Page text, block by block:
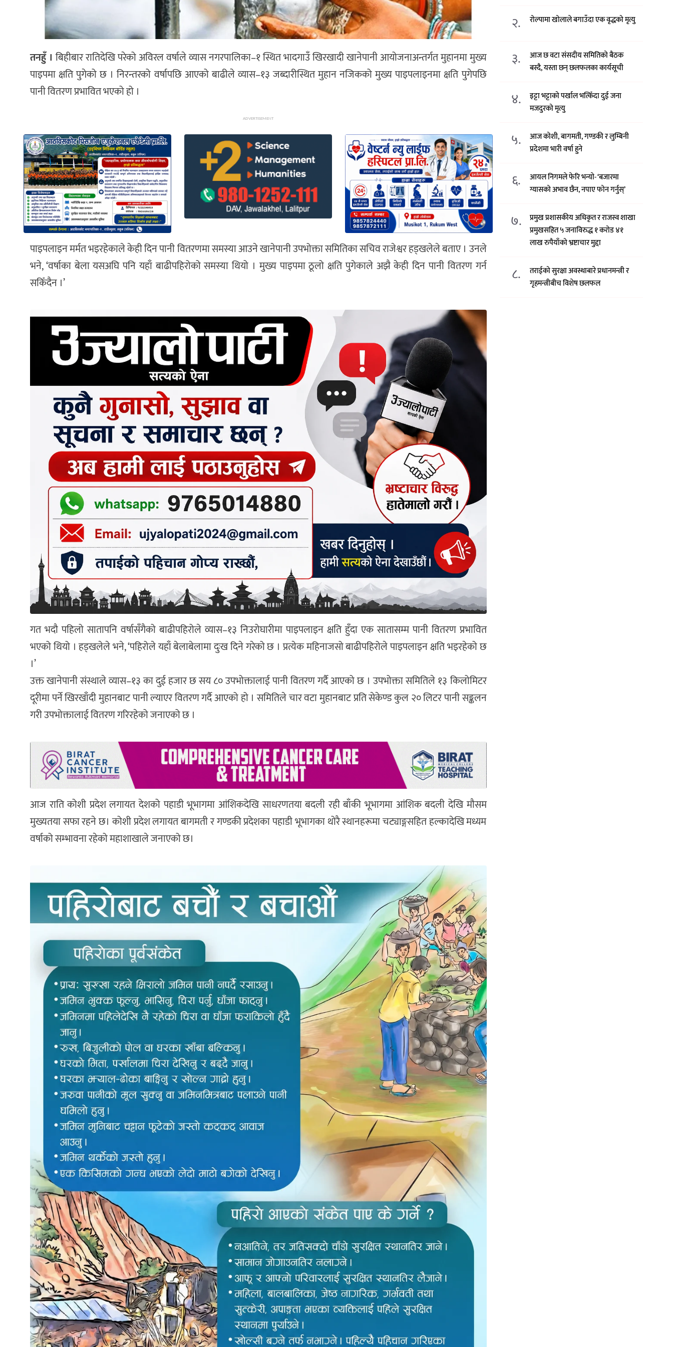
तनहुँ । बिहीबार रातिदेखि परेको अविरल वर्षाले व्यास नगरपालिका–१ स्थित भादगाउँ खिरखादी खानेपानी आयोजनाअन्तर्गत मुहानमा मुख्य
पाइपमा क्षति पुगेको छ । निरन्तरको वर्षापछि आएको बाढीले व्यास–१३ जब्दारीस्थित मुहान नजिकको मुख्य पाइपलाइनमा क्षति पुगेपछि
पानी वितरण प्रभावित भएको हो ।
ADVERTISEMENT
पाइपलाइन मर्मत भइरहेकाले केही दिन पानी वितरणमा समस्या आउने खानेपानी उपभोक्ता समितिका सचिव राजेश्वर हड्खलेले बताए । उनले
भने, ‘वर्षाका बेला यसअघि पनि यहाँ बाढीपहिरोको समस्या थियो । मुख्य पाइपमा ठूलो क्षति पुगेकाले अझै केही दिन पानी वितरण गर्न
सकिँदैन ।’
गत भदौ पहिलो सातापनि वर्षासँगैको बाढीपहिरोले व्यास–१३ निउरोघारीमा पाइपलाइन क्षति हुँदा एक सातासम्म पानी वितरण प्रभावित
भएको थियो । हड्खलेले भने, ‘पहिरोले यहाँ बेलाबेलामा दुःख दिने गरेको छ । प्रत्येक महिनाजसो बाढीपहिरोले पाइपलाइन क्षति भइरहेको छ
।’
उक्त खानेपानी संस्थाले व्यास–१३ का दुई हजार छ सय ८० उपभोक्तालाई पानी वितरण गर्दै आएको छ । उपभोक्ता समितिले १३ किलोमिटर
दूरीमा पर्ने खिरखाँदी मुहानबाट पानी ल्याएर वितरण गर्दै आएको हो । समितिले चार वटा मुहानबाट प्रति सेकेण्ड कुल २० लिटर पानी सङ्कलन
गरी उपभोक्तालाई वितरण गरिरहेको जनाएको छ ।
आज राति कोशी प्रदेश लगायत देशको पहाडी भूभागमा आंशिकदेखि साधरणतया बदली रही बाँकी भूभागमा आंशिक बदली देखि मौसम
मुख्यतया सफा रहने छ। कोशी प्रदेश लगायत बागमती र गण्डकी प्रदेशका पहाडी भूभागका थोरै स्थानहरूमा चट्याङ्गसहित हल्कादेखि मध्यम
वर्षाको सम्भावना रहेको महाशाखाले जनाएको छ।
२. रोल्पामा खोलाले बगाउँदा एक वृद्धको मृत्यु
३.
आज छ वटा संसदीय समितिको बैठक
बस्दै, यस्ता छन् छलफलका कार्यसूची
४.
इट्टा भट्टाको पर्खाल भत्किँदा दुई जना
मजदुरको मृत्यु
५.
आज कोशी, बागमती, गण्डकी र लुम्बिनी
प्रदेशमा भारी वर्षा हुने
६.
आयल निगमले फेरि भन्याे- ‘बजारमा
ग्यासको अभाव छैन, नपाए फोन गर्नुस्’
७.
प्रमुख प्रशासकीय अधिकृत र राजस्व शाखा
प्रमुखसहित ५ जनाविरुद्ध १ करोड ४१
लाख रुपैयाँको भ्रष्टाचार मुद्दा
८.
तराईको सुरक्षा अवस्थाबारे प्रधानमन्त्री र
गृहमन्त्रीबीच विशेष छलफल